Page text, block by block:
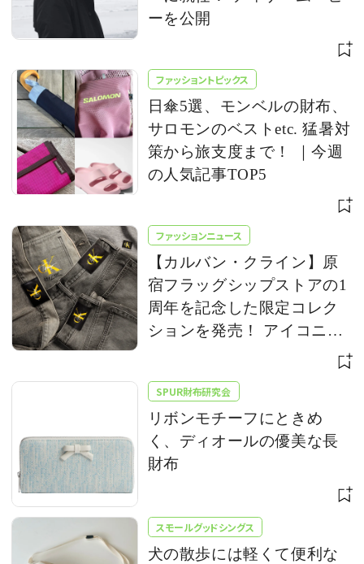
ーを公開
ファッショントピックス
日傘5選、モンベルの財布、
サロモンのベストetc. 猛暑対
策から旅支度まで！ ｜今週
の人気記事TOP5
ファッションニュース
【カルバン・クライン】原
宿フラッグシップストアの1
周年を記念した限定コレク
ションを発売！ アイコニッ
クな「CK」ロゴをアップデ
SPUR財布研究会
リボンモチーフにときめ
く、ディオールの優美な長
財布
スモールグッドシングス
犬の散歩には軽くて便利な